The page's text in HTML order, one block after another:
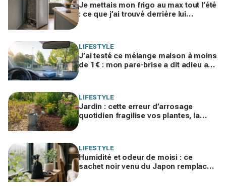
Je mettais mon frigo au max tout l’été
: ce que j’ai trouvé derrière lui
LIFESTYLE
J’ai testé ce mélange maison à moins
de 1 € : mon pare-brise a dit adieu aux
LIFESTYLE
Jardin : cette erreur d’arrosage
quotidien fragilise vos plantes, la
LIFESTYLE
Humidité et odeur de moisi : ce
sachet noir venu du Japon remplace